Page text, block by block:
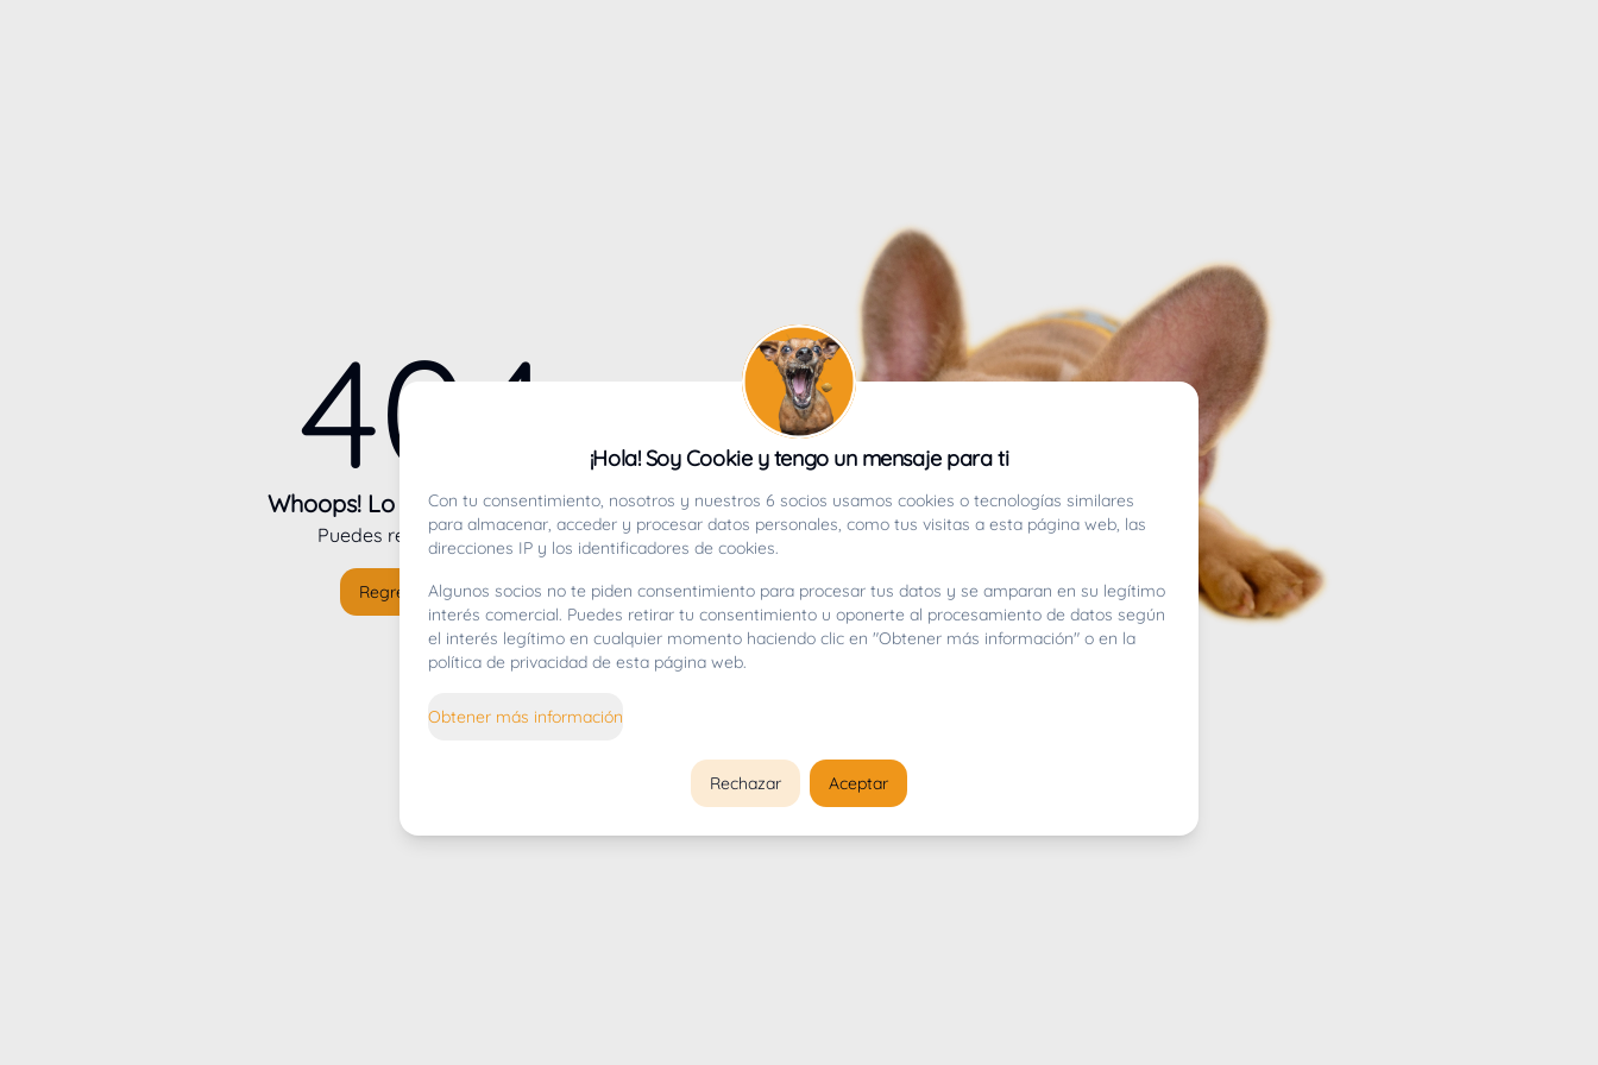
404
Whoops! Lo sentimos mucho.
Puedes regresar alinicio
Regresar al inicio
¡Hola! Soy Cookie y tengo un mensaje para ti
Con tu consentimiento, nosotros y nuestros 6 socios usamos cookies o tecnologías similares
para almacenar, acceder y procesar datos personales, como tus visitas a esta página web, las
direcciones IP y los identificadores de cookies.
Algunos socios no te piden consentimiento para procesar tus datos y se amparan en su legítimo
interés comercial. Puedes retirar tu consentimiento u oponerte al procesamiento de datos según
el interés legítimo en cualquier momento haciendo clic en "Obtener más información" o en la
política de privacidad de esta página web.
Obtener más información
Rechazar Aceptar